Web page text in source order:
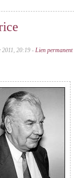
2011, 20:19 -Lien permanent